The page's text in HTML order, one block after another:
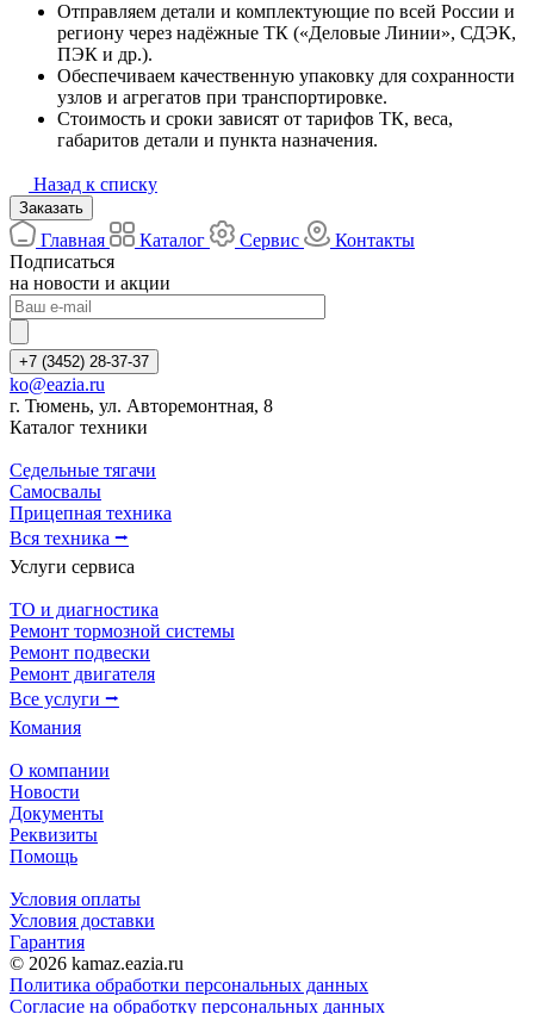
Отправляем детали и комплектующие по всей России и
региону через надёжные ТК («Деловые Линии», СДЭК,
ПЭК и др.).
Обеспечиваем качественную упаковку для сохранности
узлов и агрегатов при транспортировке.
Стоимость и сроки зависят от тарифов ТК, веса,
габаритов детали и пункта назначения.
Назад к списку
Заказать
Главная Каталог Сервис
Контакты
Подписаться
на новости и акции
+7 (3452) 28-37-37
ko@eazia.ru
г. Тюмень, ул. Авторемонтная, 8
Каталог техники
Седельные тягачи
Самосвалы
Прицепная техника
Вся техника ⭢
Услуги сервиса
ТО и диагностика
Ремонт тормозной системы
Ремонт подвески
Ремонт двигателя
Все услуги ⭢
Комания
О компании
Новости
Документы
Реквизиты
Помощь
Условия оплаты
Условия доставки
Гарантия
© 2026 kamaz.eazia.ru
Политика обработки персональных данных
Согласие на обработку персональных данных